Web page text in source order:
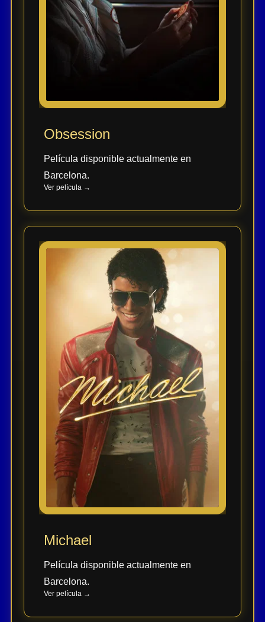
Obsession
Película disponible actualmente en
Barcelona.
Ver película →
Michael
Película disponible actualmente en
Barcelona.
Ver película →